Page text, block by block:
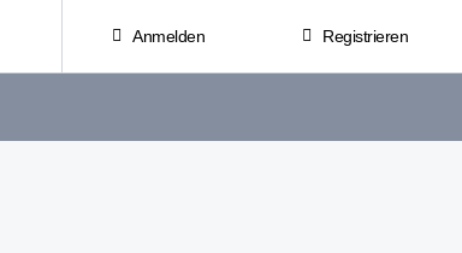
Anmelden Registrieren